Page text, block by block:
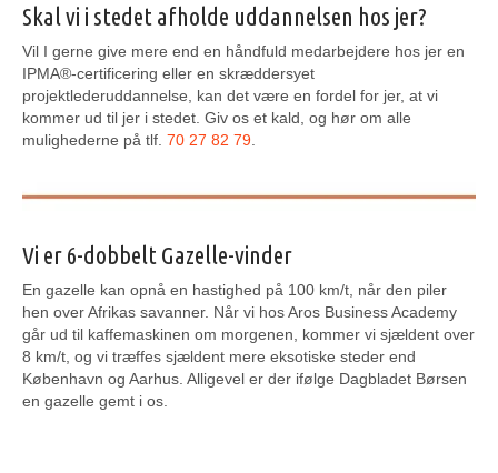
Skal vi i stedet afholde uddannelsen hos jer?
Vil I gerne give mere end en håndfuld medarbejdere hos jer en
IPMA®-certificering eller en skræddersyet
projektlederuddannelse, kan det være en fordel for jer, at vi
kommer ud til jer i stedet. Giv os et kald, og hør om alle
mulighederne på tlf. 70 27 82 79
Vi er 6-dobbelt Gazelle-vinder
En gazelle kan opnå en hastighed på 100 km/t, når den piler
hen over Afrikas savanner. Når vi hos Aros Business Academy
går ud til kaffemaskinen om morgenen, kommer vi sjældent over
8 km/t, og vi træffes sjældent mere eksotiske steder end
København og Aarhus. Alligevel er der ifølge Dagbladet Børsen
en gazelle gemt i os.